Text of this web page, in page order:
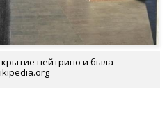
нейтрино и была